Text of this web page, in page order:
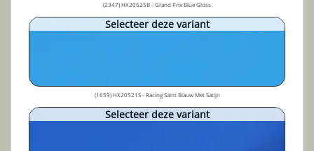
(2347) HX20525B - Grand Prix Blue Gloss
Selecteer deze variant
(1659) HX20521S - Racing Saint Blauw Met Satijn
Selecteer deze variant